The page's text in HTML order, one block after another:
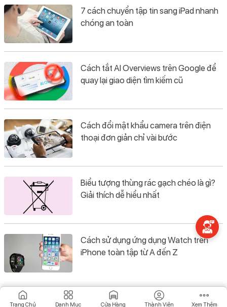
7 cách chuyển tập tin sang iPad nhanh
chóng an toàn
Cách tắt AI Overviews trên Google để
quay lại giao diện tìm kiếm cũ
Cách đổi mật khẩu camera trên điện
thoại đơn giản chỉ vài bước
Biểu tượng thùng rác gạch chéo là gì?
Giải thích dễ hiểu nhất
Cách sử dụng ứng dụng Watch trên
iPhone toàn tập từ A đến Z
Trang Chủ Danh Mục Cửa Hàng Thành Viên Xem Thêm